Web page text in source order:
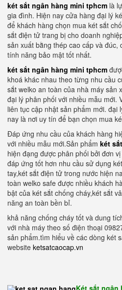
két sắt ngân hàng mini tphcm là
gia đình. Hiện nay cửa hàng đại lý
để khách hàng chọn mua két sắt
sắt điện tử trang bị cho doanh
sản xuất bằng thép cao cấp và đúc,
tính năng bảo mật tốt nhất.
két sắt ngân hàng mini tphcm
khoá khác nhau theo từng nhu cầu
sắt welko an toàn của nhà máy sản
đại lý phân phối với nhiều mẫu mới.
liên tục cập nhật sản phẩm mới. đại
nay là nơi uy tín để bạn chọn mua
Đáp ứng nhu cầu của khách hàng
với nhiều mẫu mới.Sản phẩm két
hiện đạng được phân phối bởi đơn
đáp ứng tốt hơn nhu cầu sử dụng
tay,két sắt điện tử trong nước hiện
toàn welko safe được nhiều khách
bật của két sắt chống cháy,két sắt
năng an toàn bền bỉ.
khả năng chống cháy tốt và dung
với nhà máy theo số điện thoại
sản phẩm.tìm hiểu về các dòng két
website ketsatcaocap.vn
Két sắt ngân